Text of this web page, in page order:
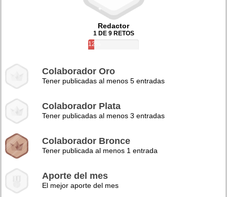
Redactor
1 DE 9 RETOS
12%
Colaborador Oro
Tener publicadas al menos 5 entradas
Colaborador Plata
Tener publicadas al menos 3 entradas
Colaborador Bronce
Tener publicada al menos 1 entrada
Aporte del mes
El mejor aporte del mes